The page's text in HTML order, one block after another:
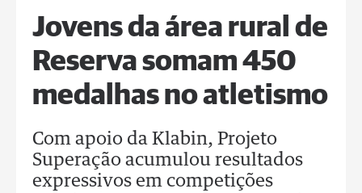
Jovens da área rural de
Reserva somam 450
medalhas no atletismo
Com apoio da Klabin, Projeto
Superação acumulou resultados
expressivos em competições